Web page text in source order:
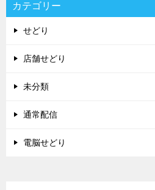
カテゴリー
せどり
店舗せどり
未分類
通常配信
電脳せどり